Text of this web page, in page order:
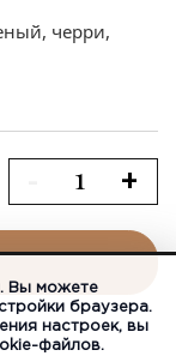
черри,
+
Вы можете
браузера.
настроек, вы
файлов.